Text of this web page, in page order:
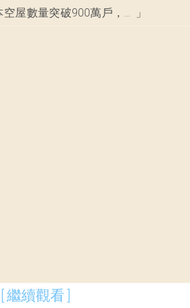
日本空屋數量突破900萬戶，低至一萬美元吸引海外買家，但專家警告2大風險 ，投資風險需謹慎評估。 」
[ 繼續觀看 ]